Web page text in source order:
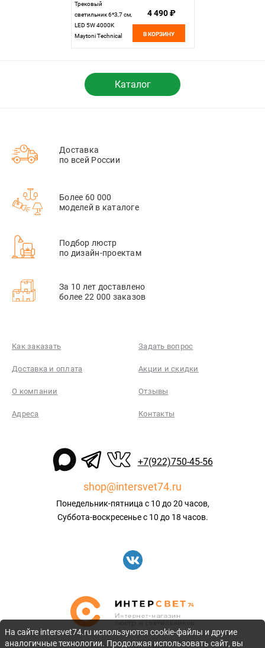
Трековый
светильник 6*3,7 см,
LED 5W 4000K
Maytoni Technical
и Латунь
4 490 ₽
В КОРЗИНУ
Каталог
Доставка
по всей России
Более 60 000
моделей в каталоге
Подбор люстр
по дизайн-проектам
За 10 лет доставлено
более 22 000 заказов
Как заказать Задать вопрос
Доставка и оплата Акции и скидки
О компании Отзывы
Адреса Контакты
+7(922)750-45-56
shop@intersvet74.ru
Понедельник-пятница с 10 до 20 часов,
Суббота-воскресенье с 10 до 18 часов.
На сайте intersvet74.ru используются cookie-файлы и другие
аналогичные технологии. Продолжая использовать сайт, вы